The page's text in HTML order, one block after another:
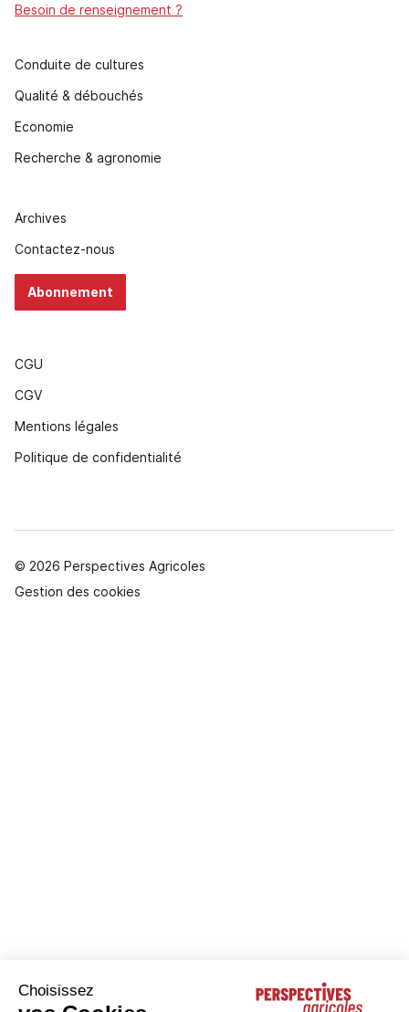
Besoin de renseignement ?
Conduite de cultures
Qualité & débouchés
Economie
Recherche & agronomie
Archives
Contactez-nous
Abonnement
CGU
CGV
Mentions légales
Politique de confidentialité
© 2026 Perspectives Agricoles
Gestion des cookies